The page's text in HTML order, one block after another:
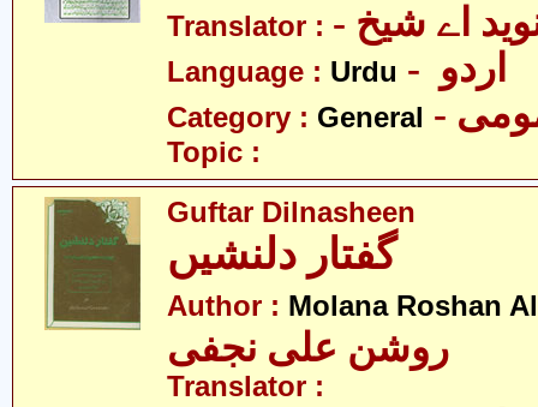
Translator : نوید اے شیخ
Language : Urdu
Category : General
Topic :
Guftar Dilnasheen
گفتار دلنشیں
Author : Molana Roshan
روشن علی نجفی
Translator :